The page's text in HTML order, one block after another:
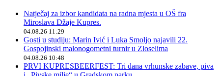
Natječaj za izbor kandidata na radna mjesta u OŠ fra
Miroslava Džaje Kupres.
04.08.26 11:29
Gosti u studiju: Marin Ivić i Luka Smoljo najavili 22.
Gospojinski malonogometni turnir u Zloselima
04.08.26 10:48
PRVI KUPRESBEERFEST: Tri dana vrhunske zabave, piva